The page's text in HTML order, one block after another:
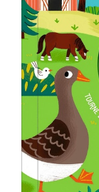
0